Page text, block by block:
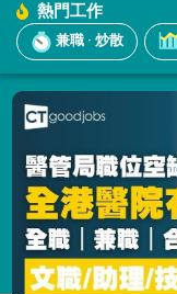
熱門工作
兼職 · 炒散